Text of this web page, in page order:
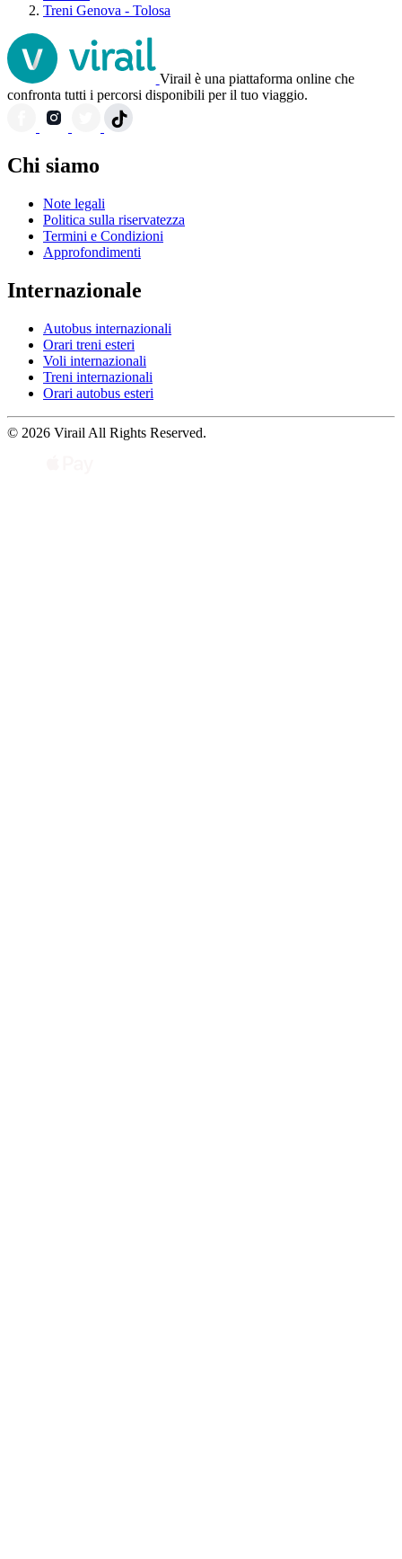
Treni Genova - Tolosa
Virail è una piattaforma online che
confronta tutti i percorsi disponibili per il tuo viaggio.
Chi siamo
Note legali
Politica sulla riservatezza
Termini e Condizioni
Approfondimenti
Internazionale
Autobus internazionali
Orari treni esteri
Voli internazionali
Treni internazionali
Orari autobus esteri
© 2026 Virail All Rights Reserved.